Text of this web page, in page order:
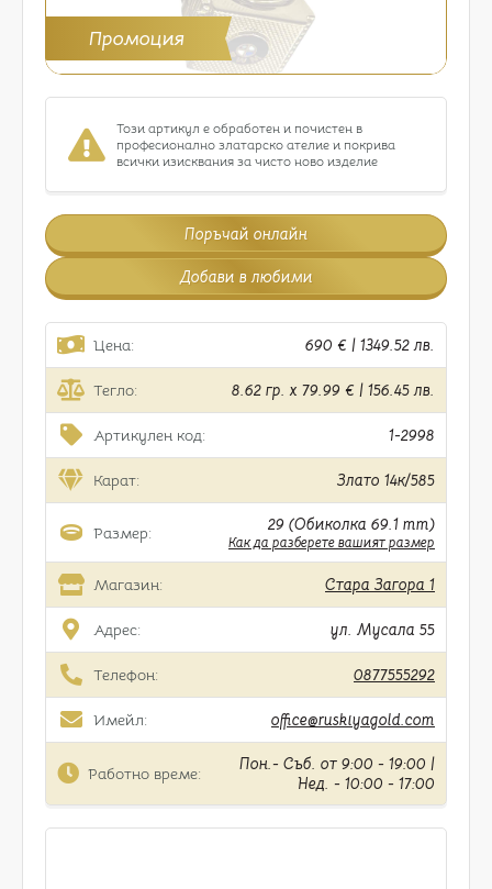
Промоция
Този артикул е обработен и почистен в
професионално златарско ателие и покрива
всички изисквания за чисто ново изделие
Поръчай онлайн
Добави в любими
Цена: 690 € | 1349.52 лв.
Тегло: 8.62 гр. x 79.99 € | 156.45 лв.
Артикулен код: 1-2998
Карат: Злато 14к/585
Размер: 29 (Обиколка 69.1 mm)
Как да разберете вашият размер
Магазин: Стара Загора 1
Адрес: ул. Мусала 55
Телефон: 0877555292
Имейл: office@ruskiyagold.com
Работно време:
Пон.- Съб. от 9:00 - 19:00 |
Нед. - 10:00 - 17:00